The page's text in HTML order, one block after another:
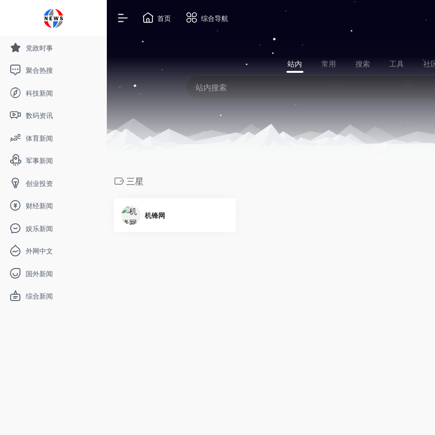
党政时事
聚合热搜
科技新闻
数码资讯
体育新闻
军事新闻
创业投资
财经新闻
娱乐新闻
外网中文
国外新闻
综合新闻
首页 综合导航
站内 常用 搜索 工具 社
三星
机锋网